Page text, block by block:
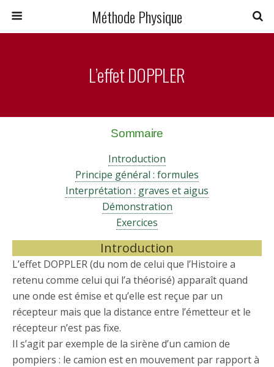
Méthode Physique
L’effet DOPPLER
Sommaire
Introduction
Principe général : formules
Interprétation : graves et aigus
Démonstration
Exercices
Introduction
L’effet DOPPLER (du nom de celui que l’Histoire a
retenu comme celui qui l’a théorisé) apparaît quand
une onde est émise et qu’elle est reçue par un
récepteur mais que la distance entre l’émetteur et le
récepteur n’est pas fixe.
Il s’agit par exemple de la sirène d’un camion de
pompiers : le camion est en mouvement par rapport à